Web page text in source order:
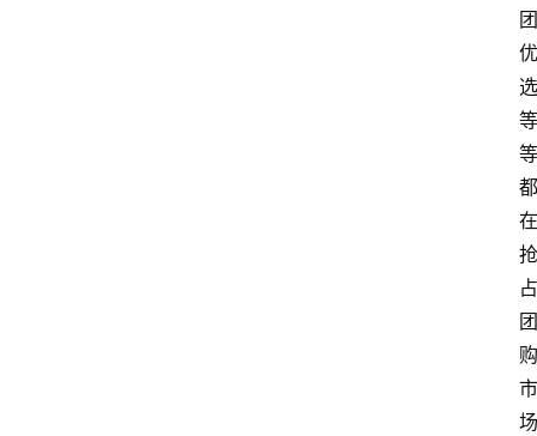
团
优
选
等
等
都
在
抢
占
团
购
市
场